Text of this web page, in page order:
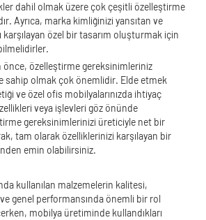
dahil olmak üzere çok çeşitli özelleştirme
Ayrıca, marka kimliğinizi yansıtan ve
karşılayan özel bir tasarım oluşturmak için
özelleştirme gereksinimleriniz
sahip olmak çok önemlidir. Elde etmek
ve özel ofis mobilyalarınızda ihtiyaç
veya işlevleri göz önünde
gereksinimlerinizi üreticiyle net bir
tam olarak özelliklerinizi karşılayan bir
emin olabilirsiniz.
kullanılan malzemelerin kalitesi,
ve genel performansında önemli bir rol
mobilya üretiminde kullandıkları